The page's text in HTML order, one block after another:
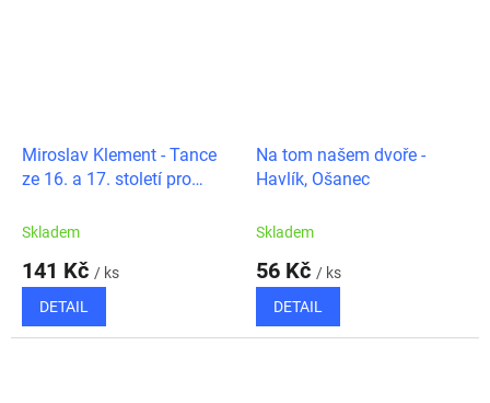
Miroslav Klement - Tance
ze 16. a 17. století pro
flétnu s doprovodem
Skladem
141 Kč / ks
DETAIL
Na tom našem dvoře -
Havlík, Ošanec
Skladem
56 Kč / ks
DETAIL